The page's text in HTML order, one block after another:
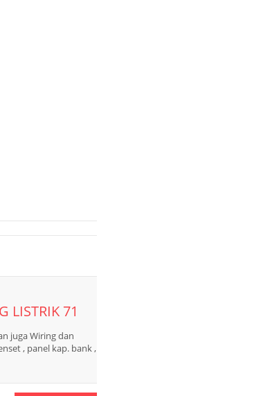
LISTRIK 71
juga Wiring dan
, panel kap. bank ,